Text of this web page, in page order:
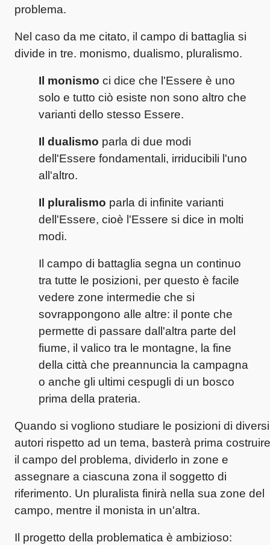
problema.
Nel caso da me citato, il campo di battaglia si
divide in tre. monismo, dualismo, pluralismo.
Il monismo ci dice che l'Essere è uno
solo e tutto ciò esiste non sono altro che
varianti dello stesso Essere.
Il dualismo parla di due modi
dell'Essere fondamentali, irriducibili l'uno
all'altro.
Il pluralismo parla di infinite varianti
dell'Essere, cioè l'Essere si dice in molti
modi.
Il campo di battaglia segna un continuo
tra tutte le posizioni, per questo è facile
vedere zone intermedie che si
sovrappongono alle altre: il ponte che
permette di passare dall'altra parte del
fiume, il valico tra le montagne, la fine
della città che preannuncia la campagna
o anche gli ultimi cespugli di un bosco
prima della prateria.
Quando si vogliono studiare le posizioni di diversi
autori rispetto ad un tema, basterà prima costruire
il campo del problema, dividerlo in zone e
assegnare a ciascuna zona il soggetto di
riferimento. Un pluralista finirà nella sua zone del
campo, mentre il monista in un'altra.
Il progetto della problematica è ambizioso: